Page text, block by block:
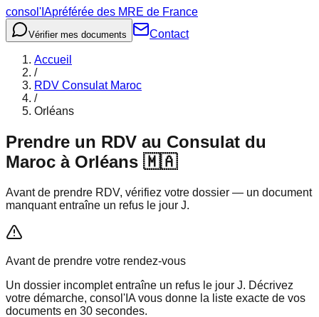
consol 'IApréférée des MRE de France
Vérifier mes documents Contact
Accueil
/
RDV Consulat Maroc
/
Orléans
Prendre un RDV au Consulat du
Maroc à Orléans 🇲🇦
Avant de prendre RDV, vérifiez votre dossier — un document
manquant entraîne un refus le jour J.
Avant de prendre votre rendez-vous
Un dossier incomplet entraîne un refus le jour J. Décrivez
votre démarche, consol'IA vous donne la liste exacte de vos
documents en 30 secondes.